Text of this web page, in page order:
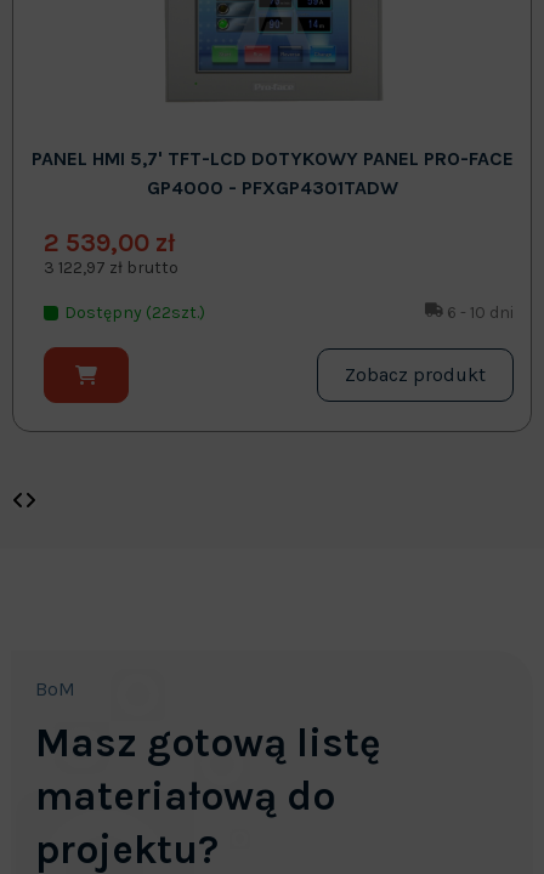
PANEL HMI 5,7' TFT-LCD DOTYKOWY PANEL PRO-FACE
GP4000 - PFXGP4301TADW
2 539,00 zł
3 122,97 zł brutto
Dostępny (22szt.) 6 - 10 dni
Zobacz produkt
BoM
Masz gotową listę
materiałową do
projektu?